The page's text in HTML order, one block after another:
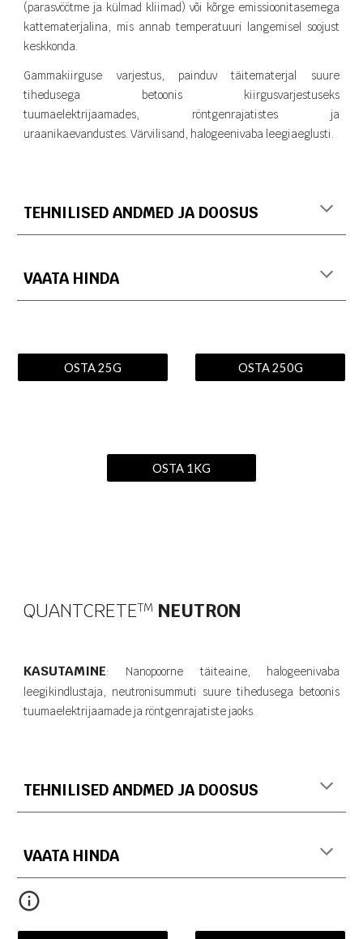
(parasvöötme ja külmad kliimad) või kõrge emissioonitasemega
kattematerjalina, mis annab temperatuuri langemisel soojust
keskkonda.
Gammakiirguse varjestus, painduv täitematerjal suure
tihedusega betoonis kiirgusvarjestuseks
tuumaelektrijaamades, röntgenrajatistes ja
uraanikaevandustes. Värvilisand, halogeenivaba leegiaeglusti.
TEHNILISED ANDMED JA DOOSUS
VAATA HINDA
OSTA 25G OSTA 250G
OSTA 1KG
QUANTCRETET​M NEUTRON
KASUTAMINE: Nanopoorne täiteaine, halogeenivaba
leegikindlustaja, neutronisummuti suure tihedusega betoonis
tuumaelektrijaamade ja röntgenrajatiste jaoks.
TEHNILISED ANDMED JA DOOSUS
VAATA HINDA